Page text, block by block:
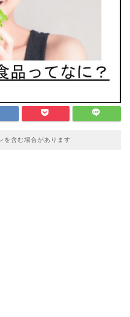
を含む場合があります